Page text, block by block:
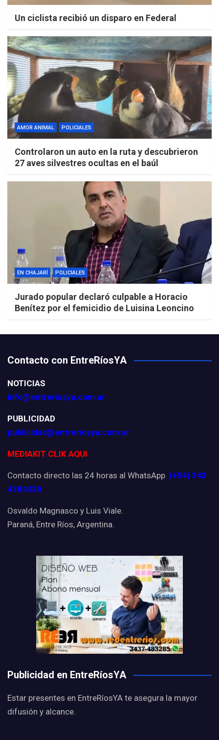
Un ciclista recibió un disparo en Federal
AMOR ANIMAL POLICIALES
Controlaron un auto en la ruta y descubrieron
27 aves silvestres ocultas en el baúl
EN CHAJARÍ POLICIALES
Jurado popular declaró culpable a Horacio
Benítez por el femicidio de Luisina Leoncino
Contacto con EntreRíosYA
NOTICIAS
info@entreriosya.com.ar
PUBLICIDAD
publicidad@entreriosya.com.ar
MEDIAKIT CLIK AQUI
Contacto directo las 24 horas al WhatsApp (+54) 343
4384338
Osvaldo Magnasco y Luis Viale.
Paraná, Entre Ríos, Argentina.
Publicidad en EntreRíosYA
Estar presentes en EntreRíosYA te asegura la mayor
difusión y alcance.